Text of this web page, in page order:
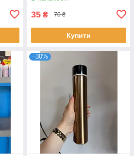
35 ₴ 70 ₴
Купити
–30%